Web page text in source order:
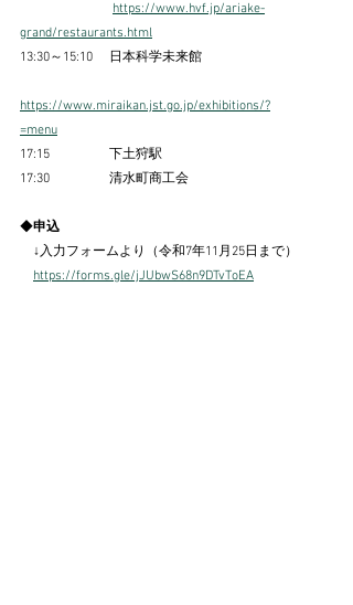
https://www.hvf.jp/ariake-
grand/restaurants.html
13:30～15:10　 日本科学未来館
https://www.miraikan.jst.go.jp/exhibitions/?
=menu
17:15　　　　  下土狩駅
17:30　　　　  清水町商工会
◆申込
↓入力フォームより（令和7年11月25日まで）
https://forms.gle/jJUbwS68n9DTvToEA